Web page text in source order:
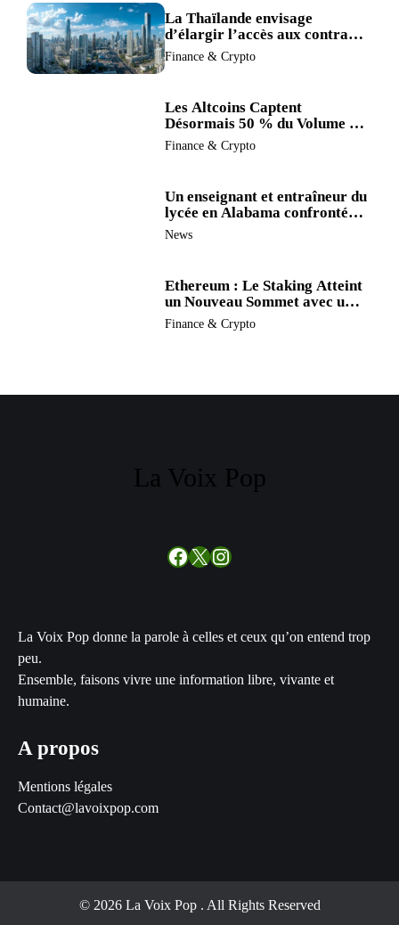
La Thaïlande envisage
d’élargir l’accès aux contrats
à terme crypto dans une
refonte de sa réglementation.
Finance & Crypto
Les Altcoins Captent
Désormais 50 % du Volume de
Trading de Binance : La
Liquidité S’éclipse au Profit de
Finance & Crypto
Un enseignant et entraîneur du
lycée en Alabama confronté
au divorce après avoir été
accusé de plus de 30 crimes
News
Ethereum : Le Staking Atteint
un Nouveau Sommet avec un
Verrouillage Accru des ETH
Finance & Crypto
La Voix Pop
Facebook
X Instagram
La Voix Pop donne la parole à celles et ceux qu’on entend trop
peu.
Ensemble, faisons vivre une information libre, vivante et
humaine.
A propos
Mentions légales
Contact@lavoixpop.com
© 2026 La Voix Pop . All Rights Reserved